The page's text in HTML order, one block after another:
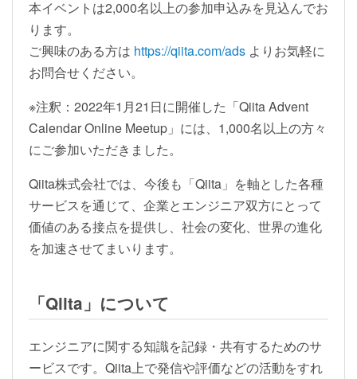
本イベントは2,000名以上の参加申込みを見込んでお
ります。
ご興味のある方は https://qiita.com/ads よりお気軽に
お問合せください。
※注釈：2022年1月21日に開催した「Qiita Advent
Calendar Online Meetup」には、1,000名以上の方々
にご参加いただきました。
Qiita株式会社では、今後も「Qiita」を軸とした各種
サービスを通じて、企業とエンジニア双方にとって
価値のある接点を提供し、社会の変化、世界の進化
を加速させてまいります。
「Qiita」について
エンジニアに関する知識を記録・共有するためのサ
ービスです。Qiita上で発信や評価などの活動をすれ